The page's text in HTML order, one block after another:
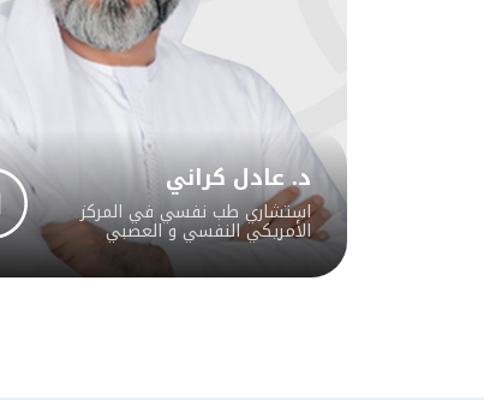
د. عادل كراني
استشاري طب نفسي في المركز
الأمريكي النفسي و العصبي